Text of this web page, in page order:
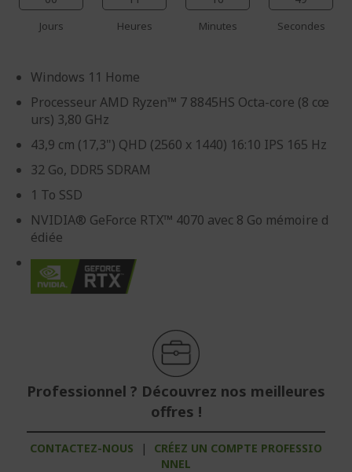
Jours Heures Minutes Secondes
Windows 11 Home
Processeur AMD Ryzen™ 7 8845HS Octa-core (8 cœ
urs) 3,80 GHz
43,9 cm (17,3") QHD (2560 x 1440) 16:10 IPS 165 Hz
32 Go, DDR5 SDRAM
1 To SSD
NVIDIA® GeForce RTX™ 4070 avec 8 Go mémoire d
édiée
Professionnel ? Découvrez nos meilleures
offres !
CONTACTEZ-NOUS |
CRÉEZ UN COMPTE PROFESSIO
NNEL